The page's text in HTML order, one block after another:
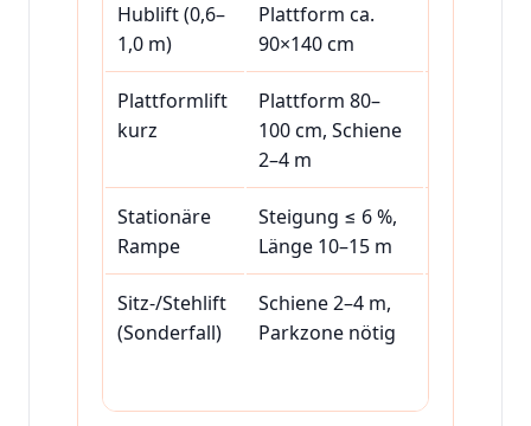
Hublift (0,6–
1,0 m)
Plattform ca.
90×140 cm
Plattformlift
kurz
Plattform 80–
100 cm, Schiene
2–4 m
Stationäre
Rampe
Steigung ≤ 6 %,
Länge 10–15 m
Sitz-/Stehlift
(Sonderfall)
Schiene 2–4 m,
Parkzone nötig